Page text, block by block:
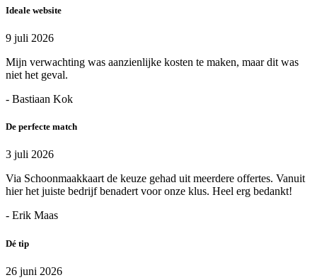
Ideale website
9 juli 2026
Mijn verwachting was aanzienlijke kosten te maken, maar dit was
niet het geval.
- Bastiaan Kok
De perfecte match
3 juli 2026
Via Schoonmaakkaart de keuze gehad uit meerdere offertes. Vanuit
hier het juiste bedrijf benadert voor onze klus. Heel erg bedankt!
- Erik Maas
Dé tip
26 juni 2026